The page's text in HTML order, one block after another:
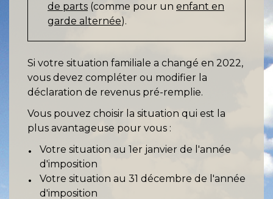
de parts (comme pour un enfant en
garde alternée).
Si votre situation familiale a changé en 2022,
vous devez compléter ou modifier la
déclaration de revenus pré-remplie.
Vous pouvez choisir la situation qui est la
plus avantageuse pour vous :
Votre situation au 1er janvier de l'année
d'imposition
Votre situation au 31 décembre de l'année
d'imposition